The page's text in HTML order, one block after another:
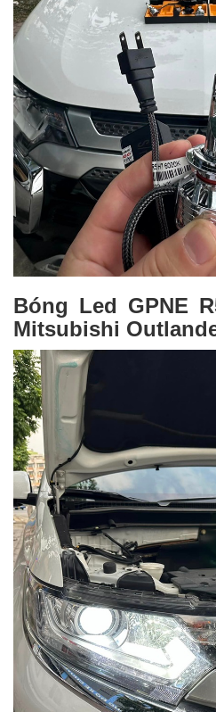
Bóng Led GPNE
Mitsubishi